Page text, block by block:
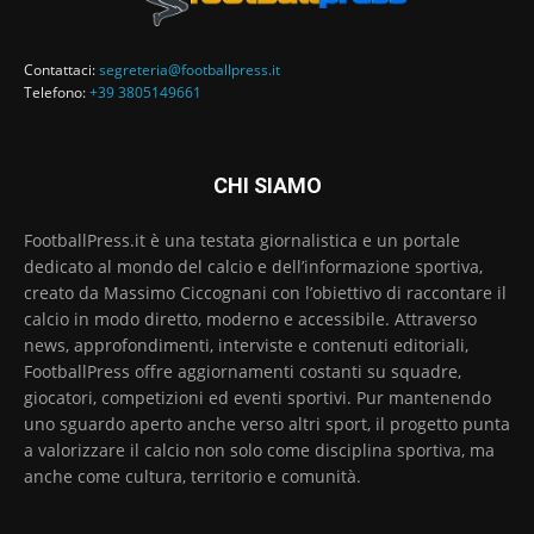
Contattaci:segreteria@footballpress.it
Telefono:+39 3805149661
CHI SIAMO
FootballPress.it è una testata giornalistica e un portale
dedicato al mondo del calcio e dell’informazione sportiva,
creato da Massimo Ciccognani con l’obiettivo di raccontare il
calcio in modo diretto, moderno e accessibile. Attraverso
news, approfondimenti, interviste e contenuti editoriali,
FootballPress offre aggiornamenti costanti su squadre,
giocatori, competizioni ed eventi sportivi. Pur mantenendo
uno sguardo aperto anche verso altri sport, il progetto punta
a valorizzare il calcio non solo come disciplina sportiva, ma
anche come cultura, territorio e comunità.